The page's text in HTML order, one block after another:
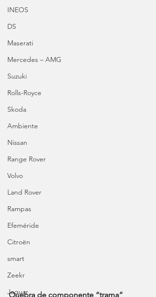
INEOS
DS
Maserati
Mercedes – AMG
Suzuki
Rolls-Royce
Skoda
Ambiente
Nissan
Range Rover
Volvo
Land Rover
Rampas
Efeméride
Citroën
smart
Zeekr
Jaguar
Quebra de componente “trama”